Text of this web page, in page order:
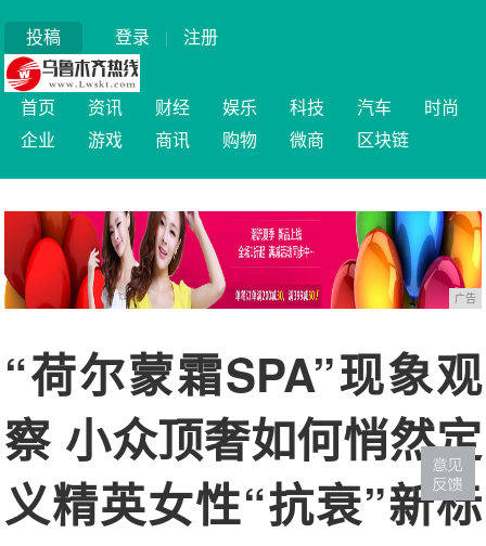
投稿 登录 | 注册
首页 资讯 财经 娱乐 科技 汽车
时尚
企业
游戏 商讯 购物 微商 区块链
广告
“荷尔蒙霜SPA”现象观
察 小众顶奢如何悄然定
义精英女性“抗衰”新标